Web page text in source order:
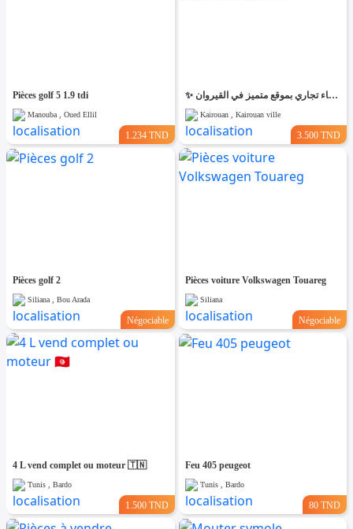
Pièces golf 5 1.9 tdi
Manouba , Oued Ellil
1.234 TND
✨ للّكراء فضاء تجاري بموقع متميز في القيروان ✨
Kairouan , Kairouan ville
3.500 TND
Pièces golf 2
Siliana , Bou Arada
Négociable
Pièces voiture Volkswagen Touareg
Siliana
Négociable
4 L vend complet ou moteur 🇹🇳
Tunis , Bardo
1.500 TND
Feu 405 peugeot
Tunis , Bardo
80 TND